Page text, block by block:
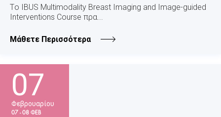
Tο IBUS Multimodality Breast Imaging and Image-guided
Interventions Course πρα...
Μάθετε Περισσότερα
07
Φεβρουαρίου
07 - 08 ΦΕΒ